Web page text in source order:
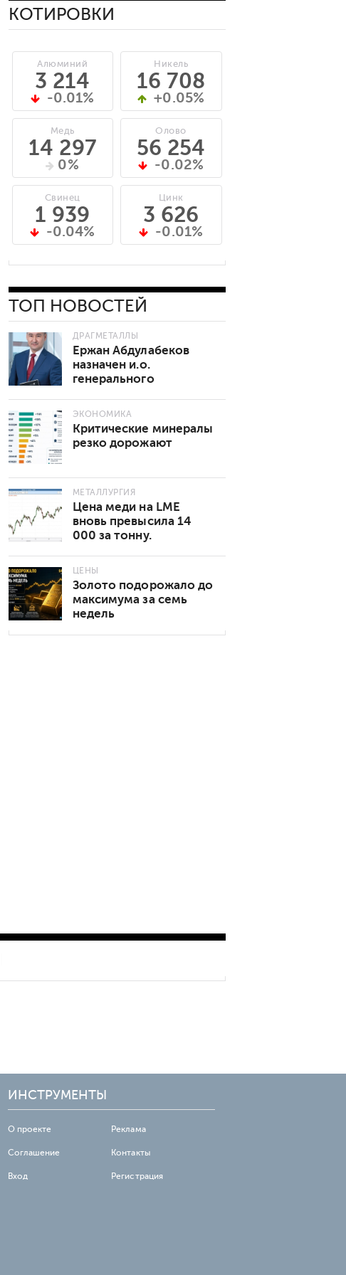
КОТИРОВКИ
Алюминий
3 214
-0.01%
Медь
14 297
0%
Свинец
1 939
-0.04%
Никель
16 708
+0.05%
Олово
56 254
-0.02%
Цинк
3 626
-0.01%
ТОП НОВОСТЕЙ
ДРАГМЕТАЛЛЫ
Ержан Абдулабеков
назначен и.о.
генерального
ЭКОНОМИКА
Критические минералы
резко дорожают
МЕТАЛЛУРГИЯ
Цена меди на LME
вновь превысила 14
000 за тонну.
роста
ЦЕНЫ
Золото подорожало до
максимума за семь
недель
ИНСТРУМЕНТЫ
О проекте Реклама
Соглашение Контакты
Вход Регистрация